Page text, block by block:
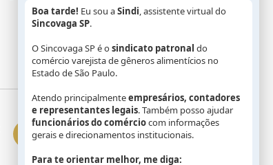
Boa tarde! Eu sou aSindi, assistente virtual do
Sincovaga SP.
O Sincovaga SP é osindicato patronal do
comércio varejista de gêneros alimentícios no
Estado de São Paulo.
Atendo principalmenteempresários, contadores
e representantes legais. Também posso ajudar
funcionários do comérciocom informações
gerais e direcionamentos institucionais.
Para te orientar melhor, me diga: